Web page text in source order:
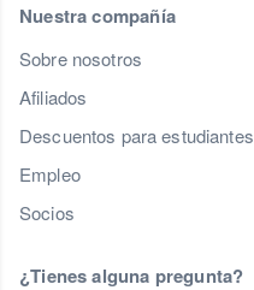
Nuestra compañía
Sobre nosotros
Afiliados
Descuentos para estudiantes
Empleo
Socios
¿Tienes alguna pregunta?